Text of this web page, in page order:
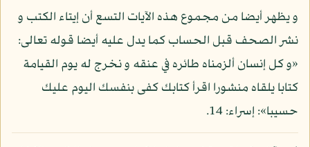
و يظهر أيضا من مجموع هذه الآيات التسع أن إيتاء الكتب و
نشر الصحف قبل الحساب كما يدل عليه أيضا قوله تعالى:
«و كل إنسان ألزمناه طائره في عنقه و نخرج له يوم القيامة
كتابا يلقاه منشورا اقرأ كتابك كفى بنفسك اليوم عليك
حسيبا»: إسراء: 14.